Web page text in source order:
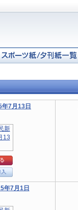
7月13日
年7月1日